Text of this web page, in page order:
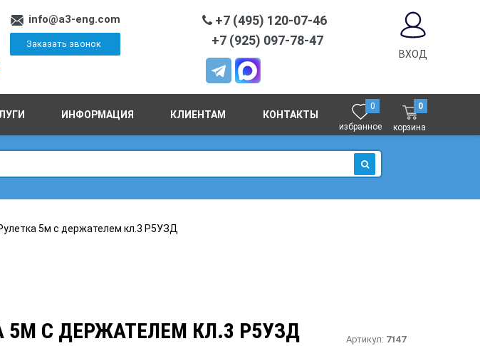
info@a3-eng.com
Заказать звонок
+7 (495) 120-07-46
+7 (925) 097-78-47
ВХОД
ИНФОРМАЦИЯ КЛИЕНТАМ КОНТАКТЫ
0
избранное
0
корзина
ИСКАТЬ
5м с держателем кл.3 Р5УЗД
5М С ДЕРЖАТЕЛЕМ КЛ.3 Р5УЗД Артикул: 7147